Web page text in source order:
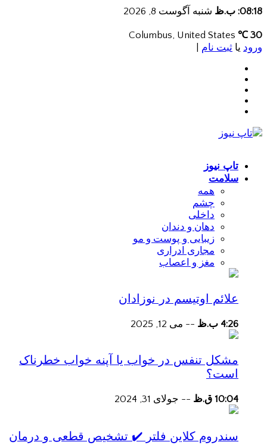
08:18: ب.ظ شنبه آگوست 8, 2026
30 ℃
ورود یا ثبت نام
تاپ نیوز
سلامت
همه
چشم
داخلی
دهان و دندان
زیبایی و پوست و مو
مجاری ادراری
مغز و اعصاب
علائم اوتیسم در نوزادان
4:26 ب.ظ -- می 12, 2025
مشکل تنفس در خواب یا آپنه خواب خطرناک
است؟
10:04 ق.ظ -- جولای 31, 2024
سندروم کلاین فلتر ✔️ تشخیص قطعی و درمان